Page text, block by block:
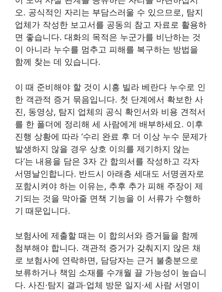
오. 공식적인 자리는 부담스러울 수 있으므로, 탐지
업체가 작성한 보고서를 공동의 참고 자료로 활용하
면 좋습니다. 대화의 목적은 누군가를 비난하는 것
이 아니라 누수를 멈추고 피해를 복구하는 방법을
함께 찾는 데 있습니다.
이 때 준비해야 할 것이 시흥 빌라 베란다 누수로 인
한 객관적 증거 묶음입니다. 첫 단계에서 확보한 사
진, 동영상, 탐지 업체의 공식 확인서와 비용 견적서
를 한 폴더에 정리해 세 사람에게 배부하세요. 이후
진행 상황에 따라 ‘수리 완료 후 더 이상 누수 문제가
발생하지 않을 경우 상호 이의를 제기하지 않는
다’는 내용을 담은 3자 간 합의서를 작성하고 각자
서명날인합니다. 반드시 아래층 세대도 서명권자로
포함시켜야 하는 이유는, 추후 추가 피해 주장이 제
기되는 것을 막아줄 면책 기능을 이 서류가 수행하
기 때문입니다.
보험사에 제출할 때는 이 합의서와 증거들을 함께
첨부해야 합니다. 객관적 증거가 갖춰지지 않은 채
로 보험사에 연락하면, 담당자는 근거 불충분으로
보류하거나 책임 소재를 수개월 끌 가능성이 높습니
다. 사진·탐지 결과·업체 방문 일지·세 사람 서명이